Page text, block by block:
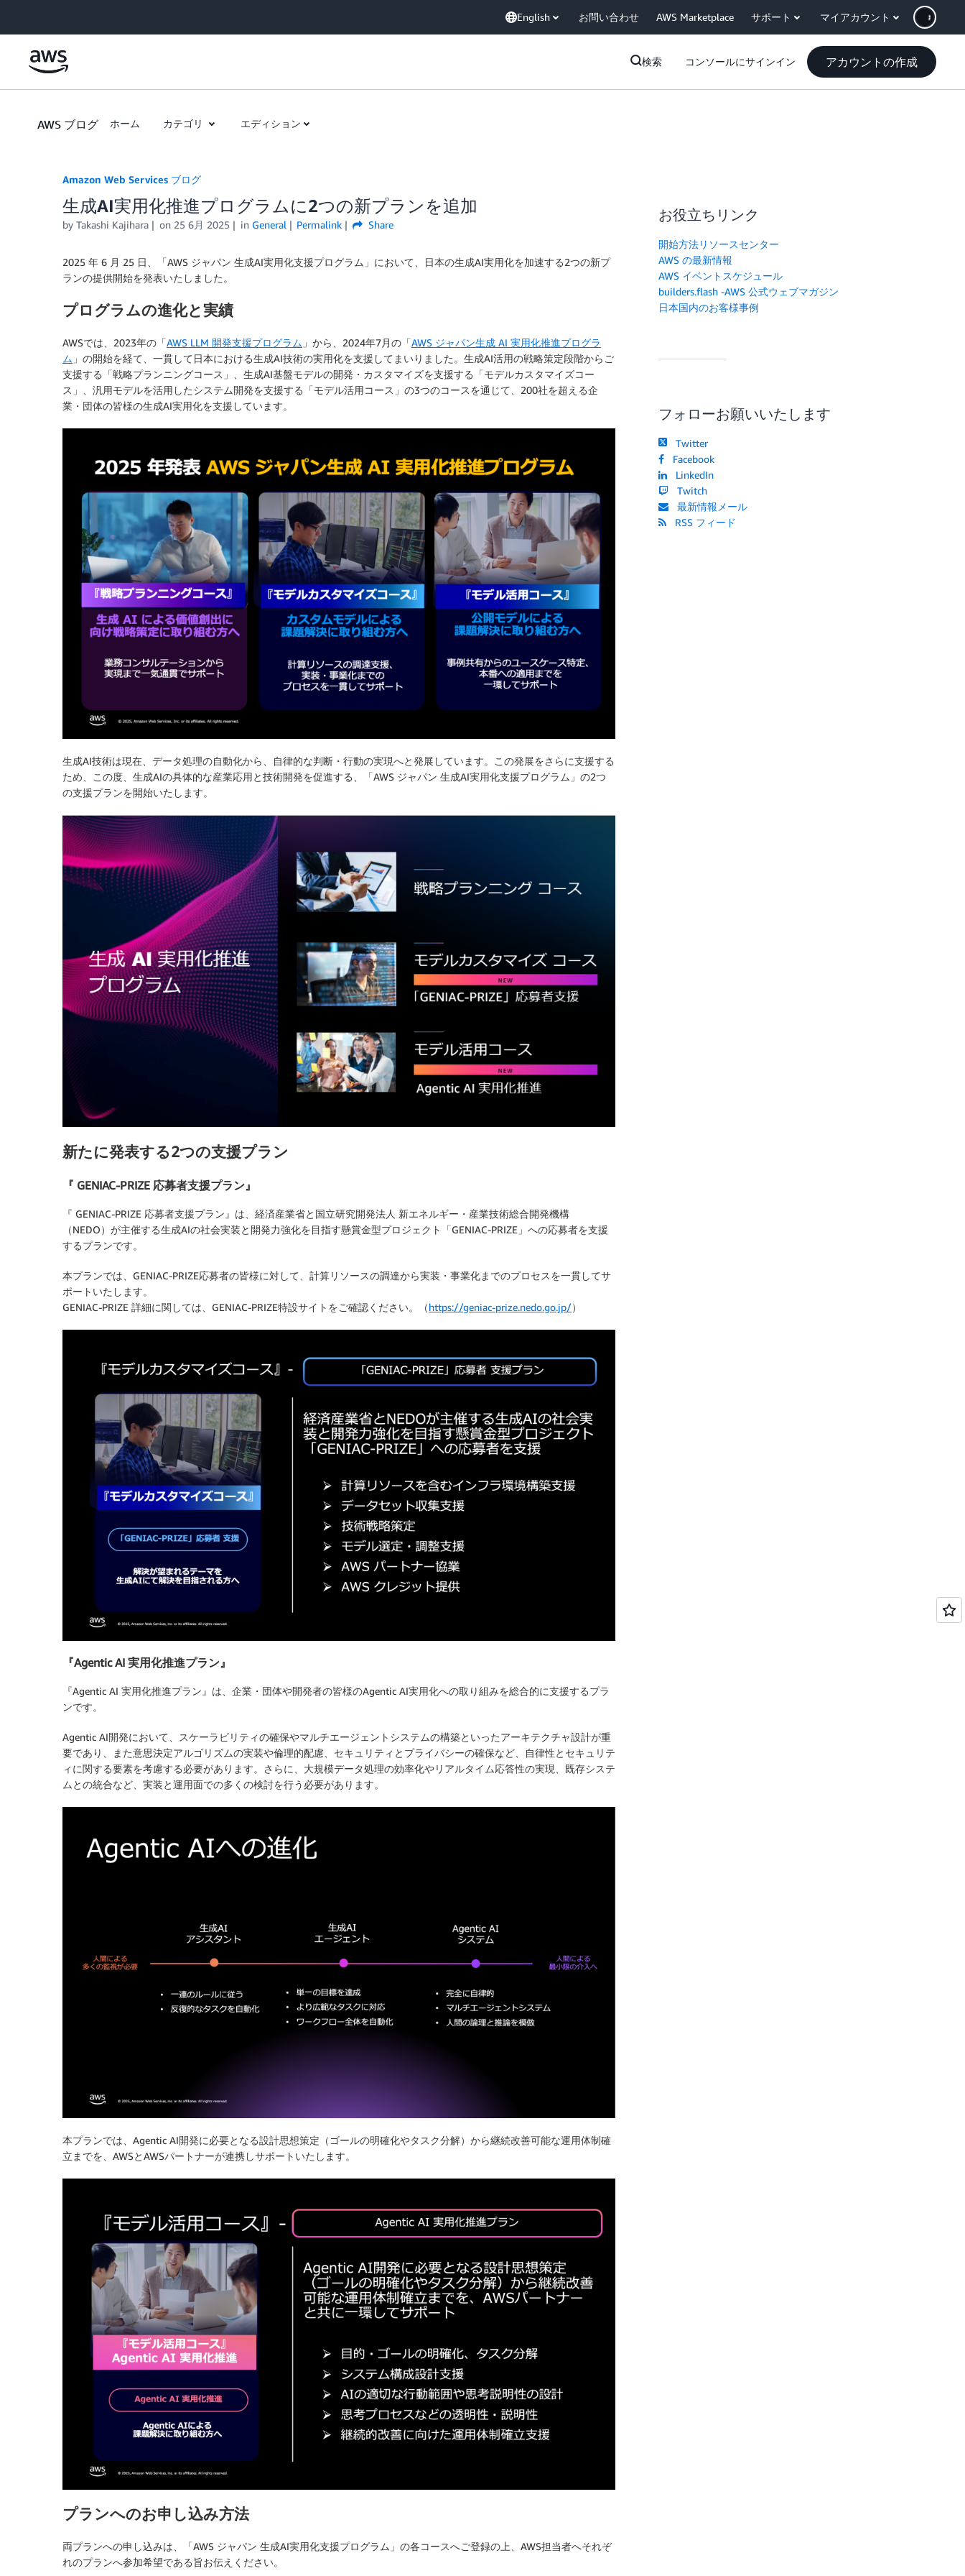
English お問い合わせ AWS Marketplace サポート マイアカウント
検索 コンソールにサインイン アカウントの作成
AWS ブログ ホーム カテゴリ エディション
Amazon Web Services ブログ
生成AI実用化推進プログラムに2つの新プランを追加
by Takashi Kajihara on 25 6月 2025 in General Permalink Share
2025 年 6 月 25 日、「AWS ジャパン 生成AI実用化支援プログラム」において、日本の生成AI実用化を加速する2つの新プ
ランの提供開始を発表いたしました。
プログラムの進化と実績
AWSでは、2023年の「AWS LLM 開発支援プログラム 」から、2024年7月の「AWS ジャパン生成 AI 実用化推進プログラ
ム 」の開始を経て、一貫して日本における生成AI技術の実用化を支援してまいりました。生成AI活用の戦略策定段階からご
支援する「戦略プランニングコース」、生成AI基盤モデルの開発・カスタマイズを支援する「モデルカスタマイズコー
ス」、汎用モデルを活用したシステム開発を支援する「モデル活用コース」の3つのコースを通じて、200社を超える企
業・団体の皆様の生成AI実用化を支援しています。
生成AI技術は現在、データ処理の自動化から、自律的な判断・行動の実現へと発展しています。この発展をさらに支援する
ため、この度、生成AIの具体的な産業応用と技術開発を促進する、「AWS ジャパン 生成AI実用化支援プログラム」の2つ
の支援プランを開始いたします。
新たに発表する2つの支援プラン
『 GENIAC-PRIZE 応募者支援プラン』
『 GENIAC-PRIZE 応募者支援プラン』は、経済産業省と国立研究開発法人 新エネルギー・産業技術総合開発機構
（NEDO）が主催する生成AIの社会実装と開発力強化を目指す懸賞金型プロジェクト「GENIAC-PRIZE」への応募者を支援
するプランです。
本プランでは、GENIAC-PRIZE応募者の皆様に対して、計算リソースの調達から実装・事業化までのプロセスを一貫してサ
ポートいたします。
GENIAC-PRIZE 詳細に関しては、GENIAC-PRIZE特設サイトをご確認ください。（https://geniac-prize.nedo.go.jp/）
『Agentic AI 実用化推進プラン』
『Agentic AI 実用化推進プラン』は、企業・団体や開発者の皆様のAgentic AI実用化への取り組みを総合的に支援するプラ
ンです。
Agentic AI開発において、スケーラビリティの確保やマルチエージェントシステムの構築といったアーキテクチャ設計が重
要であり、また意思決定アルゴリズムの実装や倫理的配慮、セキュリティとプライバシーの確保など、自律性とセキュリテ
ィに関する要素を考慮する必要があります。さらに、大規模データ処理の効率化やリアルタイム応答性の実現、既存システ
ムとの統合など、実装と運用面での多くの検討を行う必要があります。
本プランでは、Agentic AI開発に必要となる設計思想策定（ゴールの明確化やタスク分解）から継続改善可能な運用体制確
立までを、AWSとAWSパートナーが連携しサポートいたします。
プランへのお申し込み方法
両プランへの申し込みは、「AWS ジャパン 生成AI実用化支援プログラム」の各コースへご登録の上、AWS担当者へそれぞ
れのプランへ参加希望である旨お伝えください。
お役立ちリンク
開始方法リソースセンター
AWS の最新情報
AWS イベントスケジュール
builders.flash -AWS 公式ウェブマガジン
日本国内のお客様事例
フォローお願いいたします
Twitter
Facebook
LinkedIn
Twitch
最新情報メール
RSS フィード